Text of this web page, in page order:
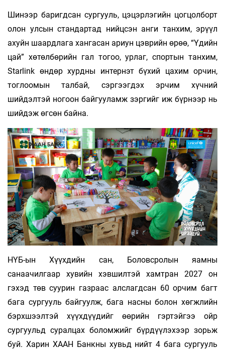
Шинээр баригдсан сургууль, цэцэрлэгийн цогцолборт
олон улсын стандартад нийцсэн анги танхим, эрүүл
ахуйн шаардлага хангасан ариун цэврийн өрөө, “Үдийн
цай” хөтөлбөрийн гал тогоо, урлаг, спортын танхим,
Starlink өндөр хурдны интернэт бүхий цахим орчин,
тоглоомын талбай, сэргээгдэх эрчим хүчний
шийдэлтэй ногоон байгууламж зэргийг иж бүрнээр нь
шийдэж өгсөн байна.
НҮБ-ын Хүүхдийн сан, Боловсролын яамны
санаачилгаар хувийн хэвшилтэй хамтран 2027 он
гэхэд төв суурин газраас алслагдсан 60 орчим багт
бага сургууль байгуулж, бага насны болон хөгжлийн
бэрхшээлтэй хүүхдүүдийг өөрийн гэртэйгээ ойр
сургуульд суралцах боломжийг бүрдүүлэхээр зорьж
буй. Харин ХААН Банкны хувьд нийт 4 бага сургууль